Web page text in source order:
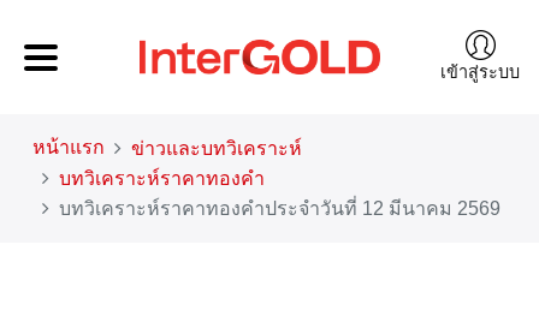
เข้าสู่ระบบ
หน้าแรก
ข่าวและบทวิเคราะห์
บทวิเคราะห์ราคาทองคำ
บทวิเคราะห์ราคาทองคำประจำวันที่ 12 มีนาคม 2569